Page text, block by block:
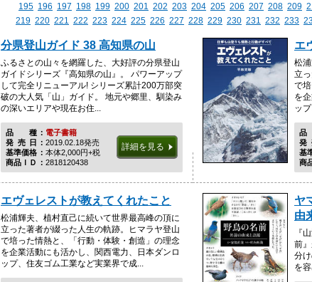
195 196 197 198 199 200 201 202 203 204 205 206 207 208 209
219 220 221 222 223 224 225 226 227 228 229 230 231 232 233
分県登山ガイド 38 高知県の山
ふるさとの山々を網羅した、大好評の分県登山
ガイドシリーズ『高知県の山』。 パワーアップ
して完全リニューアル! シリーズ累計200万部突
破の大人気「山」ガイド。 地元や郷里、馴染み
の深いエリアや現在お住...
品種電子書籍
発売日 2019.02.18発売
基準価格
本体2,000円+税
商品ＩＤ
2818120438
詳細を見る
エ
松
立
で
を
ッ
基
商
エヴェレストが教えてくれたこと
松浦輝夫、植村直己に続いて世界最高峰の頂に
立った著者が綴った人生の軌跡。ヒマラヤ登山
で培った情熱と、「行動・体験・創造」の理念
を企業活動にも活かし、関西電力、日本ダンロ
ップ、住友ゴム工業など実業界で成...
ヤ
由
『
前
分
を